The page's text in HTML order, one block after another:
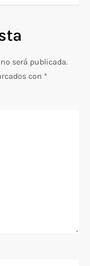
será publicada.
con *